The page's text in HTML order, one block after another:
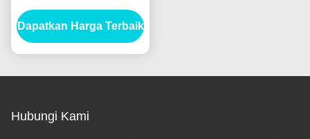
Applicator untuk Hasil
Profesional
Dapatkan Harga Terbaik
Hubungi Kami